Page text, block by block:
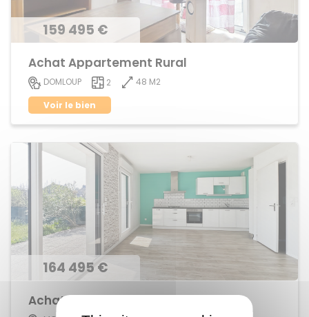
159 495 €
Achat Appartement Rural
DOMLOUP 2
48 M2
Voir le bien
164 495 €
Achat Appartement Centre